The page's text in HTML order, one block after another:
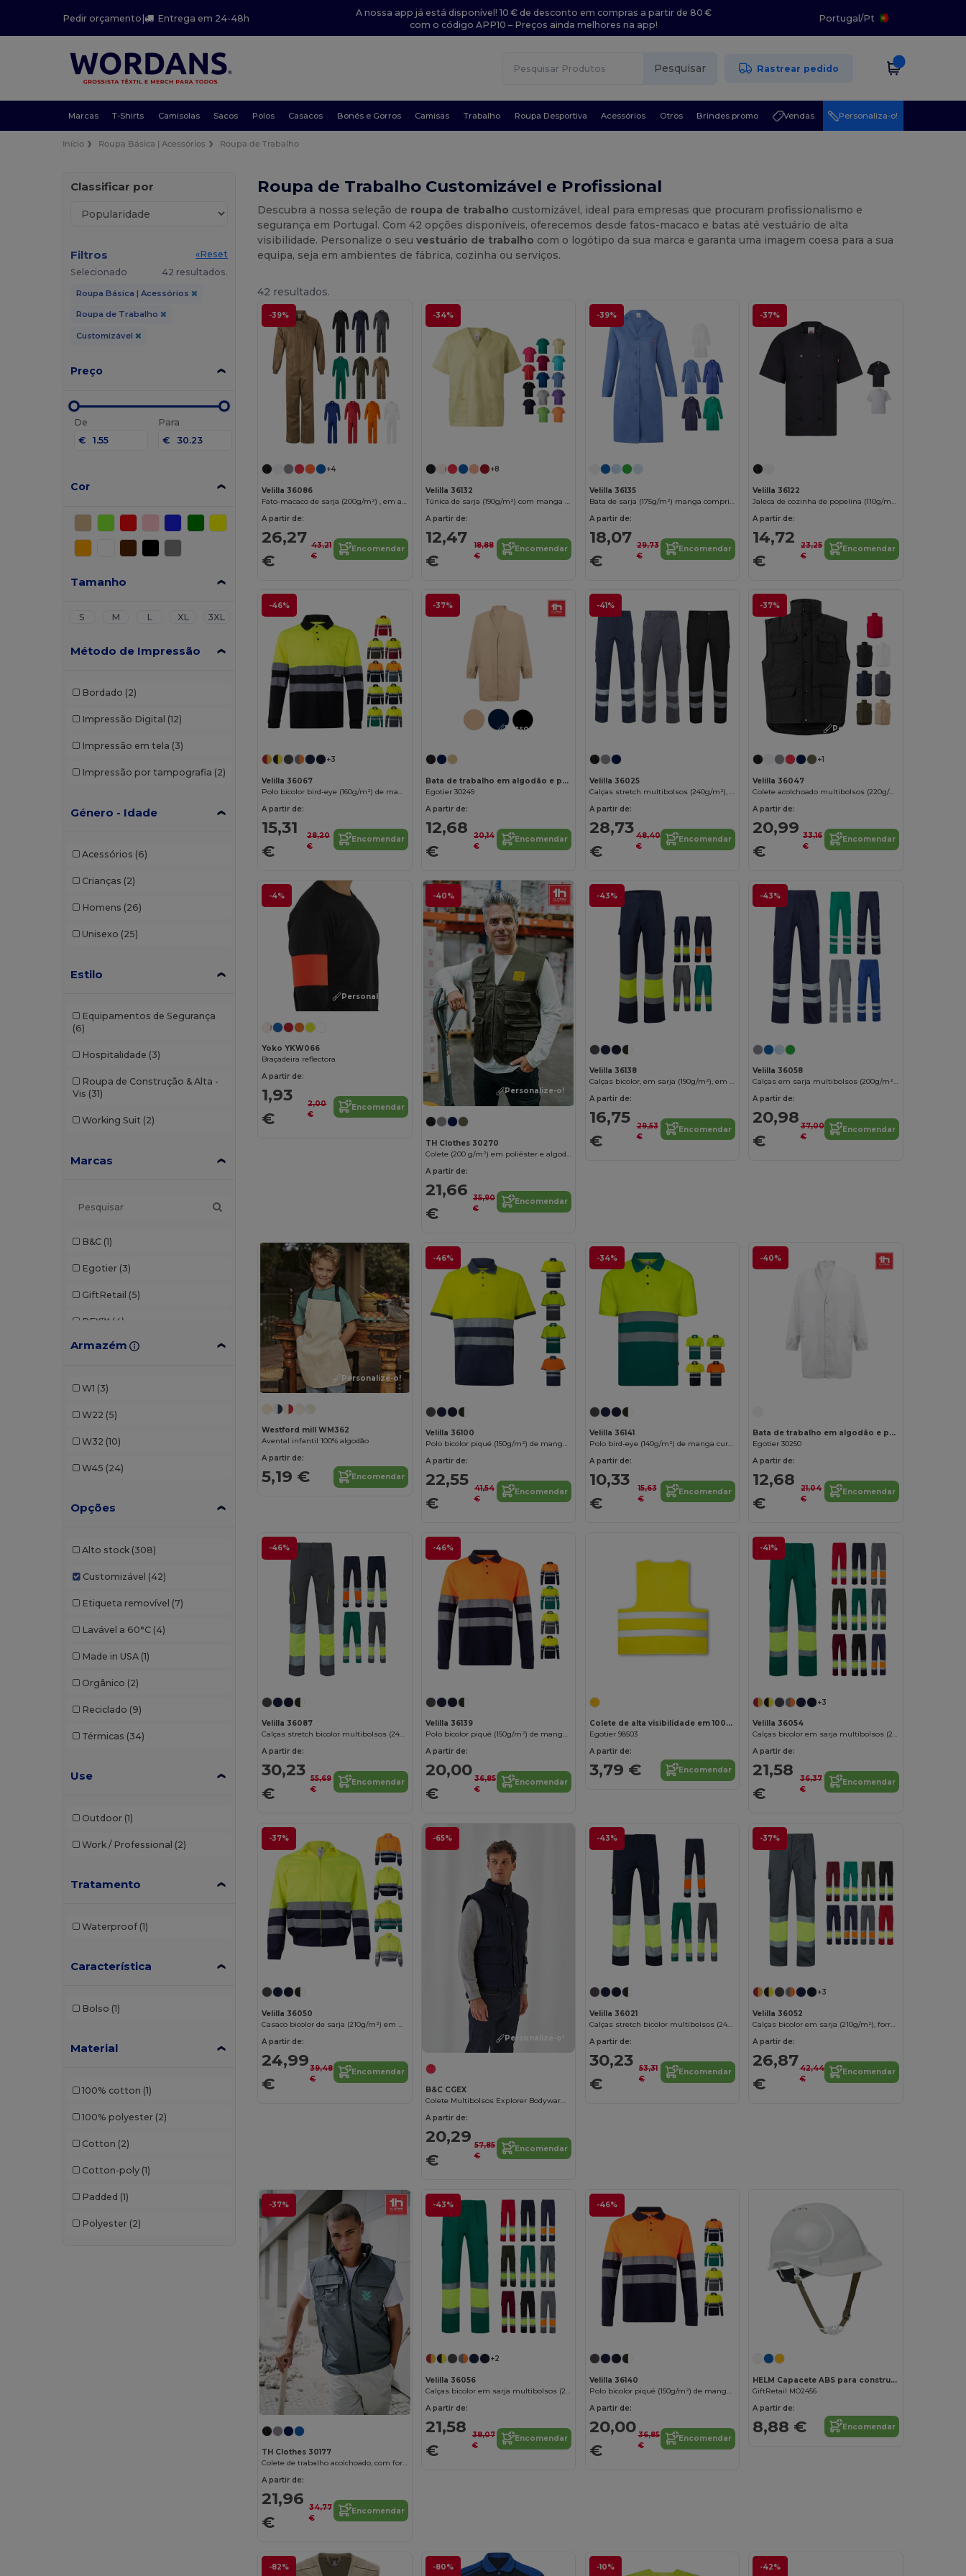
Pedir orçamento| Entrega em 24-48h
A nossa app já está disponível! 10 € de desconto em compras a partir de 80 €
com o código APP10 – Preços ainda melhores na app!
Portugal/Pt
Pesquisar Rastrear pedido
Marcas T-Shirts Camisolas Sacos Polos Casacos Bonés e Gorros Camisas Trabalho Roupa Desportiva Acessórios Otros Brindes promo Vendas Personaliza-o!
Início Roupa Básica | Acessórios Roupa de Trabalho
Classificar por
Filtros
«Reset
Selecionado
42 resultados.
Roupa Básica | Acessórios
Roupa de Trabalho
Customizável
Preço
De
€
Para
€
Cor
Tamanho
S M L XL 3XL
Método de Impressão
Bordado (2)
Impressão Digital (12)
Impressão em tela (3)
Impressão por tampografia (2)
Género - Idade
Acessórios (6)
Crianças (2)
Homens (26)
Unisexo (25)
Estilo
Equipamentos de Segurança
(6)
Hospitalidade (3)
Roupa de Construção & Alta -
Vis (31)
Working Suit (2)
Marcas
B&C (1)
Egotier (3)
GiftRetail (5)
RFX™ (4)
Roly WRK (6)
Armazém
W1 (3)
W22 (5)
W32 (10)
W45 (24)
Opções
Alto stock (308)
Customizável (42)
Etiqueta removível (7)
Lavável a 60°C (4)
Made in USA (1)
Orgânico (2)
Reciclado (9)
Térmicas (34)
Use
Outdoor (1)
Work / Professional (2)
Tratamento
Waterproof (1)
Característica
Bolso (1)
Material
100% cotton (1)
100% polyester (2)
Cotton (2)
Cotton-poly (1)
Padded (1)
Polyester (2)
Roupa de Trabalho Customizável e Profissional
Descubra a nossa seleção de roupa de trabalho customizável, ideal para empresas que procuram profissionalismo e
segurança em Portugal. Com 42 opções disponíveis, oferecemos desde fatos-macaco e batas até vestuário de alta
visibilidade. Personalize o seuvestuário de trabalho com o logótipo da sua marca e garanta uma imagem coesa para a sua
equipa, seja em ambientes de fábrica, cozinha ou serviços.
42 resultados.
-39%
+4
Velilla 36086
Fato-macaco de sarja (200g/m²) , em algodão (35%) e poliéster (65%)
A partir de:
26,27
€
43,21
€
Encomendar
-34%
+8
Velilla 36132
Túnica de sarja (190g/m²) com manga curta, em poliéster (65%) e algodão (35%)
A partir de:
12,47
€
18,88
€
Encomendar
-39%
Velilla 36135
Bata de sarja (175g/m²) manga comprida, em sarja em algodão (35%) e poliéster (65%)
A partir de:
18,07
€
29,73
€
Encomendar
-37%
Velilla 36122
Jaleca de cozinha de popelina (110g/m²) de manga curta, em algodão (35%) e poliéster (65%)
A partir de:
14,72
€
23,25
€
Encomendar
-46%
+3
Velilla 36067
Polo bicolor bird-eye (160g/m²) de manga comprida, em poliéster (100%)
A partir de:
15,31
€
28,20
€
Encomendar
-37%
Personalize-o!
Bata de trabalho em algodão e poliéster
Egotier 30249
A partir de:
12,68
€
20,14
€
Encomendar
-41%
Velilla 36025
Calças stretch multibolsos (240g/m²), em algodão (46%), EME (38%) e poliéster (16%)
A partir de:
28,73
€
48,40
€
Encomendar
-37%
Personalize-o!
+1
Velilla 36047
Colete acolchoado multibolsos (220g/m²), em poliéster (100%)
A partir de:
20,99
€
33,16
€
Encomendar
-4%
Personalize-o!
Yoko YKW066
Braçadeira reflectora
A partir de:
1,93
€
2,00
€
Encomendar
-40%
Personalize-o!
TH Clothes 30270
Colete (200 g/m²) em poliéster e algodão
A partir de:
21,66
€
35,90
€
Encomendar
-43%
Velilla 36138
Calças bicolor, em sarja (190g/m²), em algodão (20%) e poliéster (80%)
A partir de:
16,75
€
29,53
€
Encomendar
-43%
Velilla 36058
Calças em sarja multibolsos (200g/m²), em algodão (35%) e poliéster (65%)
A partir de:
20,98
€
37,00
€
Encomendar
Personalize-o!
Westford mill WM362
Avental infantil 100% algodão
A partir de:
5,19 € Encomendar
-46%
Velilla 36100
Polo bicolor piqué (150g/m²) de manga curta, em algodão (55%) e poliéster (45%)
A partir de:
22,55
€
41,54
€
Encomendar
-34%
Velilla 36141
Polo bird-eye (140g/m²) de manga curta, em poliéster (100%)
A partir de:
10,33
€
15,63
€
Encomendar
-40%
Bata de trabalho em algodão e poliéster. Cor branca
Egotier 30250
A partir de:
12,68
€
21,04
€
Encomendar
-46%
Velilla 36087
Calças stretch bicolor multibolsos (240g/m²), em algodão (46%), EME (38%) e poliéster (16%)
A partir de:
30,23
€
55,69
€
Encomendar
-46%
Velilla 36139
Polo bicolor piqué (150g/m²) de manga comprida, em algodão (55%) e poliéster (45%)
A partir de:
20,00
€
36,85
€
Encomendar
Colete de alta visibilidade em 100% poliéster
Egotier 98503
A partir de:
3,79 € Encomendar
-41%
+3
Velilla 36054
Calças bicolor em sarja multibolsos (210g/m²), em algodão (20%) e poliéster (80%)
A partir de:
21,58
€
36,37
€
Encomendar
-37%
Velilla 36050
Casaco bicolor de sarja (210g/m²) em poliéster (80%) e algodão (20%)
A partir de:
24,99
€
39,48
€
Encomendar
-65%
Personalize-o!
B&C CGEX
Colete Multibolsos Explorer Bodywarmer
A partir de:
20,29
€
57,85
€
Encomendar
-43%
Velilla 36021
Calças stretch bicolor multibolsos (240g/m²), em algodão (46%), EME (38%) e poliéster (16%)
A partir de:
30,23
€
53,31
€
Encomendar
-37%
+3
Velilla 36052
Calças bicolor em sarja (210g/m²), forradas, multibolsos, em algodão (20%) e poliéster (80%)
A partir de:
26,87
€
42,44
€
Encomendar
-37%
TH Clothes 30177
Colete de trabalho acolchoado, com forro
A partir de:
21,96
€
34,77
€
Encomendar
-43%
+2
Velilla 36056
Calças bicolor em sarja multibolsos (210g/m²), em algodão (20%) e poliéster (80%)
A partir de:
21,58
€
38,07
€
Encomendar
-46%
Velilla 36140
Polo bicolor piqué (150g/m²) de manga comprida, em algodão (55%) e poliéster (45%)
A partir de:
20,00
€
36,85
€
Encomendar
Personalize-o!
HELM Capacete ABS para construtores
GiftRetail MO2456
A partir de:
8,88 € Encomendar
-82% -80% -10% -42%